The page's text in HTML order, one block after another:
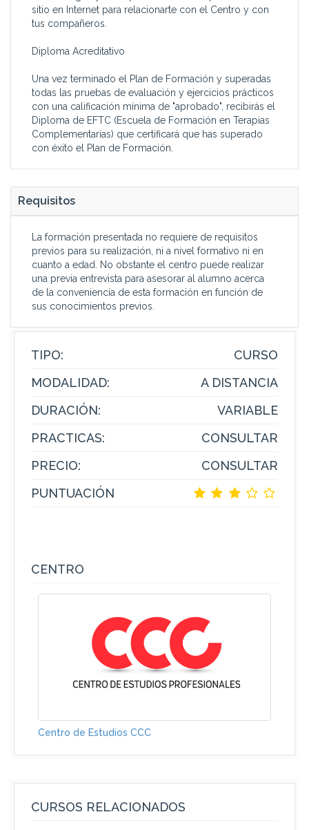
sitio en Internet para relacionarte con el Centro y con
tus compañeros.
Diploma Acreditativo
Una vez terminado el Plan de Formación y superadas
todas las pruebas de evaluación y ejercicios prácticos
con una calificación mínima de "aprobado", recibirás el
Diploma de EFTC (Escuela de Formación en Terapias
Complementarias) que certificará que has superado
con éxito el Plan de Formación.
Requisitos
La formación presentada no requiere de requisitos
previos para su realización, ni a nivel formativo ni en
cuanto a edad. No obstante el centro puede realizar
una previa entrevista para asesorar al alumno acerca
de la conveniencia de esta formación en función de
sus conocimientos previos.
TIPO:
CURSO
MODALIDAD:
A DISTANCIA
DURACIÓN:
VARIABLE
PRACTICAS:
CONSULTAR
PRECIO:
CONSULTAR
PUNTUACIÓN
CENTRO
Centro de Estudios CCC
CURSOS RELACIONADOS